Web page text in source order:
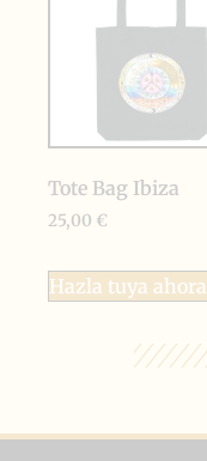
Tote Bag Ibiza
25,00 €
Hazla tuya ahora